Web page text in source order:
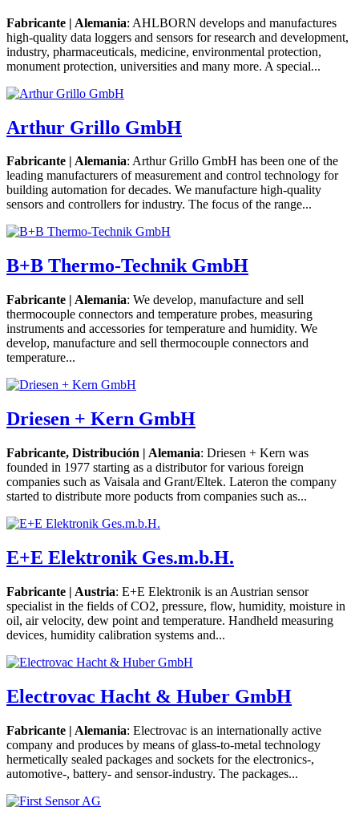
Fabricante | Alemania: AHLBORN develops and manufactures
high-quality data loggers and sensors for research and development,
industry, pharmaceuticals, medicine, environmental protection,
monument protection, universities and many more. A special...
Arthur Grillo GmbH
Fabricante | Alemania: Arthur Grillo GmbH has been one of the
leading manufacturers of measurement and control technology for
building automation for decades. We manufacture high-quality
sensors and controllers for industry. The focus of the range...
B+B Thermo-Technik GmbH
Fabricante | Alemania: We develop, manufacture and sell
thermocouple connectors and temperature probes, measuring
instruments and accessories for temperature and humidity. We
develop, manufacture and sell thermocouple connectors and
temperature...
Driesen + Kern GmbH
Fabricante, Distribución | Alemania: Driesen + Kern was
founded in 1977 starting as a distributor for various foreign
companies such as Vaisala and Grant/Eltek. Lateron the company
started to distribute more poducts from companies such as...
E+E Elektronik Ges.m.b.H.
Fabricante | Austria: E+E Elektronik is an Austrian sensor
specialist in the fields of CO2, pressure, flow, humidity, moisture in
oil, air velocity, dew point and temperature. Handheld measuring
devices, humidity calibration systems and...
Electrovac Hacht & Huber GmbH
Fabricante | Alemania: Electrovac is an internationally active
company and produces by means of glass-to-metal technology
hermetically sealed packages and sockets for the electronics-,
automotive-, battery- and sensor-industry. The packages...